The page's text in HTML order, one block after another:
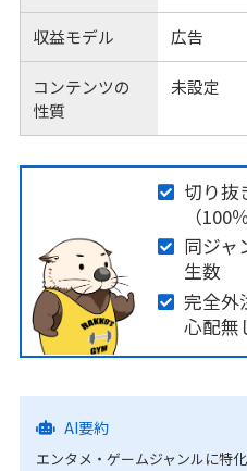
収益モデル 広告
コンテンツの
性質
未設定
切り抜
（100
同ジャ
生数
完全外
心配無
AI要約
エンタメ・ゲームジャンルに特